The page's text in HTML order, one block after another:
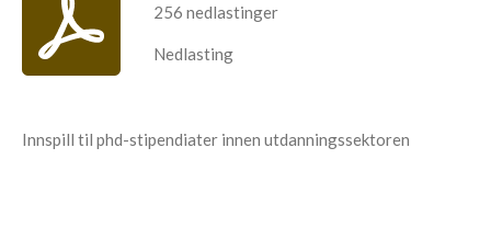
256 nedlastinger
Nedlasting
Innspill til phd-stipendiater innen utdanningssektoren